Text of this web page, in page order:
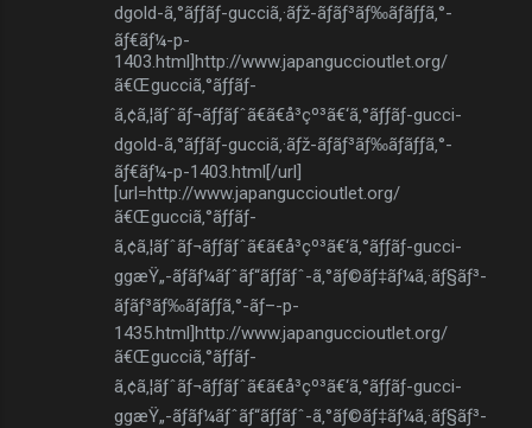
dgold-ã‚°ãƒƒãƒ-gucciã‚·ãƒž-ãƒãƒ³ãƒ‰ãƒãƒƒã‚°-
ãƒ€ãƒ¼-p-
1403.html]http://www.japanguccioutlet.org/
ã€Œgucciã‚°ãƒƒãƒ-
ã‚¢ã‚¦ãƒˆãƒ¬ãƒƒãƒˆã€ã€å³çº³ã€‘ã‚°ãƒƒãƒ-gucci-
dgold-ã‚°ãƒƒãƒ-gucciã‚·ãƒž-ãƒãƒ³ãƒ‰ãƒãƒƒã‚°-
ãƒ€ãƒ¼-p-1403.html[/url]
[url=http://www.japanguccioutlet.org/
ã€Œgucciã‚°ãƒƒãƒ-
ã‚¢ã‚¦ãƒˆãƒ¬ãƒƒãƒˆã€ã€å³çº³ã€‘ã‚°ãƒƒãƒ-gucci-
ggæŸ„-ãƒãƒ¼ãƒˆãƒ“ãƒƒãƒˆ-ã‚°ãƒ©ãƒ‡ãƒ¼ã‚·ãƒ§ãƒ³-
ãƒãƒ³ãƒ‰ãƒãƒƒã‚°-ãƒ–-p-
1435.html]http://www.japanguccioutlet.org/
ã€Œgucciã‚°ãƒƒãƒ-
ã‚¢ã‚¦ãƒˆãƒ¬ãƒƒãƒˆã€ã€å³çº³ã€‘ã‚°ãƒƒãƒ-gucci-
ggæŸ„-ãƒãƒ¼ãƒˆãƒ“ãƒƒãƒˆ-ã‚°ãƒ©ãƒ‡ãƒ¼ã‚·ãƒ§ãƒ³-